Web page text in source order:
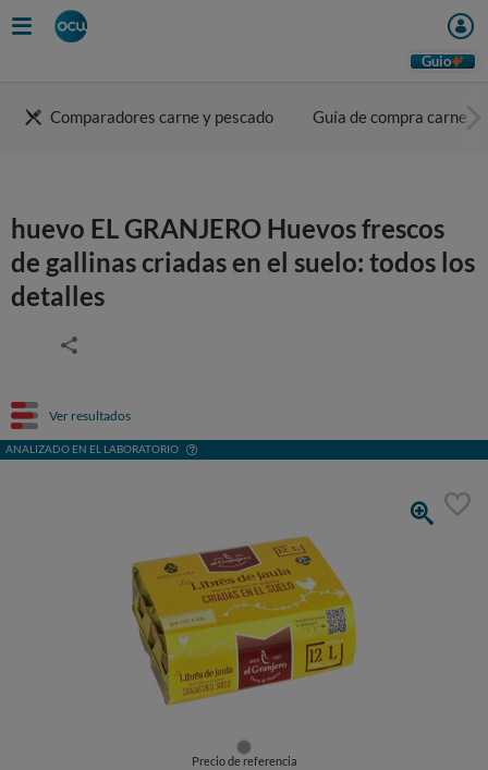
Guio
Comparadores carne y pescado Guía de compra carne
huevo EL GRANJERO Huevos frescos
de gallinas criadas en el suelo: todos los
detalles
Ver resultados
ANALIZADO EN EL LABORATORIO
Precio de referencia